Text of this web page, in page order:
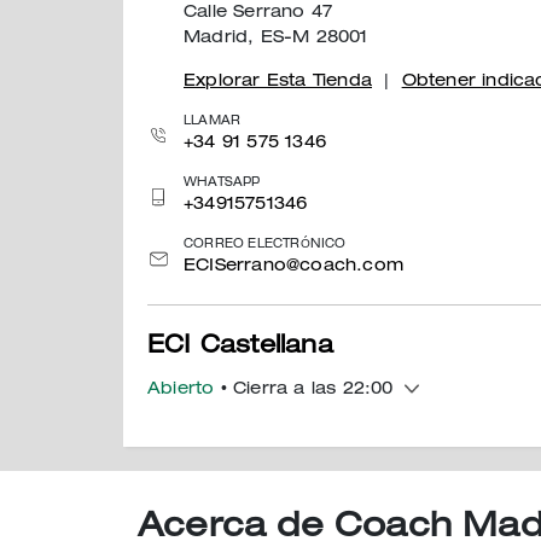
Calle Serrano 47
Madrid, ES-M 28001
Explorar Esta Tienda Obtener
LLAMAR
+34 91 575 1346
WHATSAPP
+34915751346
CORREO ELECTRÓNICO
ECISerrano@coach.com
ECI Castellana
Abierto • Cierra a las 22:00
Explorar Esta Tienda | Obtener
Acerca de Coach